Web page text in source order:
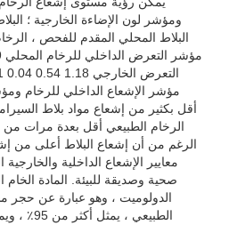
ومؤشر لون الإضاءة الخارجية ؛
البلاط المحلي المقدم للفحص ،
مؤشر الإشعاع الداخلي للرخام
أقل بكثير من إشعاع مواد بلاط
الرخام الطبيعي أقل بعدة مرات
الرغم من أن إشعاع البلاط أعلى من
معايير الإشعاع الداخلية
صحية وصديقة للبيئة. المادة
الدولوميت ، وهو عبارة عن
الطبيعي ،